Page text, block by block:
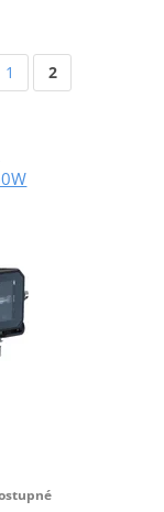
1 2